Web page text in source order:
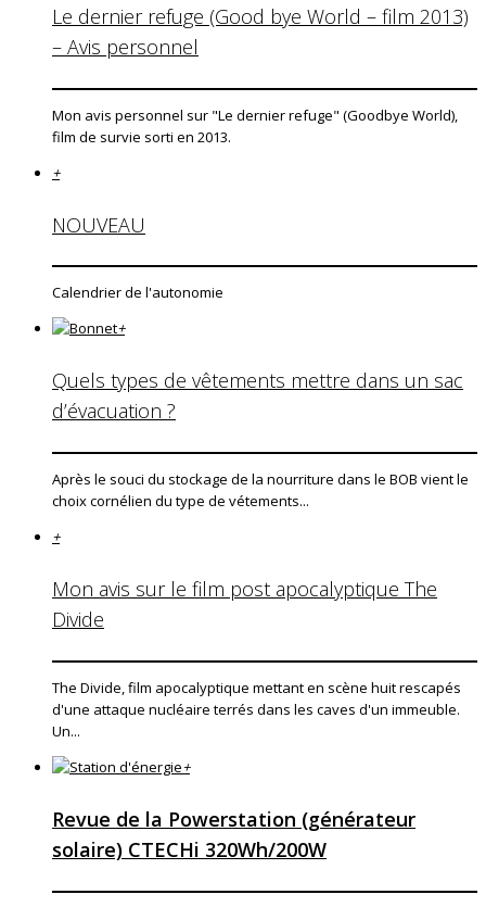
Le dernier refuge (Good bye World – film 2013)
– Avis personnel
Mon avis personnel sur "Le dernier refuge" (Goodbye World),
film de survie sorti en 2013.
+
NOUVEAU
Calendrier de l'autonomie
+
Quels types de vêtements mettre dans un sac
d’évacuation ?
Après le souci du stockage de la nourriture dans le BOB vient le
choix cornélien du type de vétements...
+
Mon avis sur le film post apocalyptique The
Divide
The Divide, film apocalyptique mettant en scène huit rescapés
d'une attaque nucléaire terrés dans les caves d'un immeuble.
Un...
+
Revue de la Powerstation (générateur
solaire) CTECHi 320Wh/200W